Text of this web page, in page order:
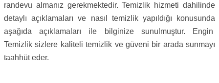
randevu almanız gerekmektedir. Temizlik hizmeti dahilinde
detaylı açıklamaları ve nasıl temizlik yapıldığı konusunda
aşağıda açıklamaları ile bilginize sunulmuştur. Engin
Temizlik sizlere kaliteli temizlik ve güveni bir arada sunmayı
taahhüt eder.